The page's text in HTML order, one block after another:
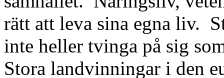
rätt att leva sina egna liv.
inte heller tvinga på sig
Stora landvinningar i den